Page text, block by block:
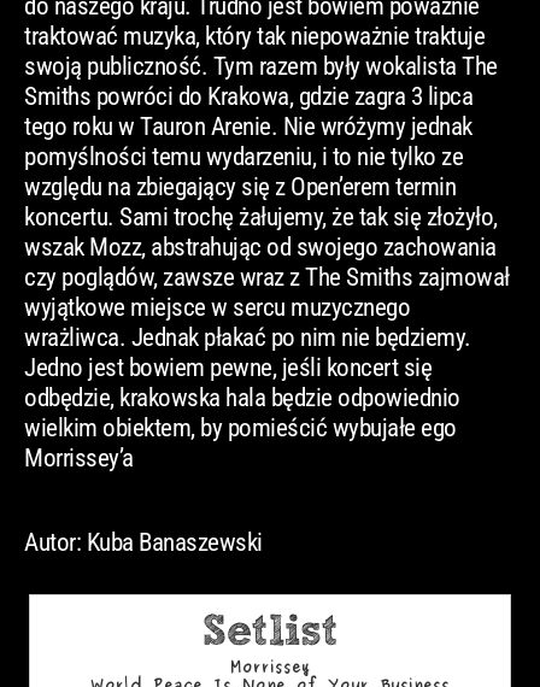
do naszego kraju. Trudno jest bowiem poważnie
traktować muzyka, który tak niepoważnie traktuje
swoją publiczność. Tym razem były wokalista The
Smiths powróci do Krakowa, gdzie zagra 3 lipca
tego roku w Tauron Arenie. Nie wróżymy jednak
pomyślności temu wydarzeniu, i to nie tylko ze
względu na zbiegający się z Open’erem termin
koncertu. Sami trochę żałujemy, że tak się złożyło,
wszak Mozz, abstrahując od swojego zachowania
czy poglądów, zawsze wraz z The Smiths zajmował
wyjątkowe miejsce w sercu muzycznego
wrażliwca. Jednak płakać po nim nie będziemy.
Jedno jest bowiem pewne, jeśli koncert się
odbędzie, krakowska hala będzie odpowiednio
wielkim obiektem, by pomieścić wybujałe ego
Morrissey’a
Autor: Kuba Banaszewski